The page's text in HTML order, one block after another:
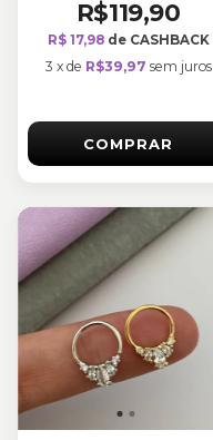
R$119,90
R$ 17,98de CASHBACK
3 x de R$39,97 sem juros
COMPRAR